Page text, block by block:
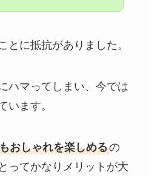
とに抵抗がありました。
ハマってしまい、今では
います。
おしゃれを楽しめるの
ってかなりメリットが大